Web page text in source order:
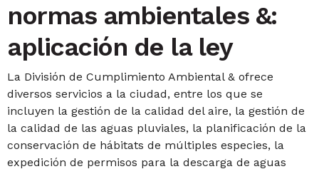
normas ambientales &:
aplicación de la ley
La División de Cumplimiento Ambiental & ofrece
diversos servicios a la ciudad, entre los que se
incluyen la gestión de la calidad del aire, la gestión de
la calidad de las aguas pluviales, la planificación de la
conservación de hábitats de múltiples especies, la
expedición de permisos para la descarga de aguas